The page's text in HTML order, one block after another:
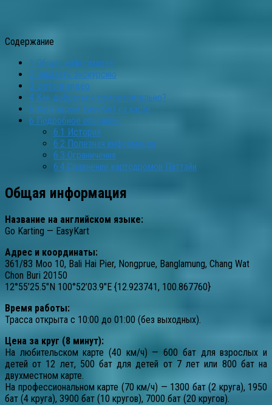
Содержание
1 Общая информация
2 Заказать экскурсию
3 Фото и видео
4 Как добраться самостоятельно?
5 Картодром EasyKart на карте
6 Подробное описание:
6.1 История
6.2 Полезная информация
6.3 Ограничения
6.4 Сравнение картодромов Паттайи
Общая информация
Название на английском языке:
Go Karting — EasyKart
Адрес и координаты:
361/83 Moo 10, Bali Hai Pier, Nongprue, Banglamung, Chang Wat
Chon Buri 20150
12°55’25.5″N 100°52’03.9″E {12.923741, 100.867760}
Время работы:
Трасса открыта с 10:00 до 01:00 (без выходных).
Цена за круг (8 минут):
На любительском карте (40 км/ч) — 600 бат для взрослых и
детей от 12 лет, 500 бат для детей от 7 лет или 800 бат на
двухместном карте.
На профессиональном карте (70 км/ч) — 1300 бат (2 круга), 1950
бат (4 круга), 3900 бат (10 кругов), 7000 бат (20 кругов).